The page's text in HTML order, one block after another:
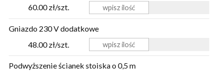
60.00 zł/szt.
Gniazdo 230 V dodatkowe
48.00 zł/szt.
Podwyższenie ścianek stoiska o 0,5 m